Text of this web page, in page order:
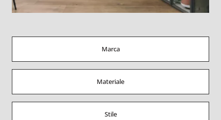
Marca
Materiale
Stile